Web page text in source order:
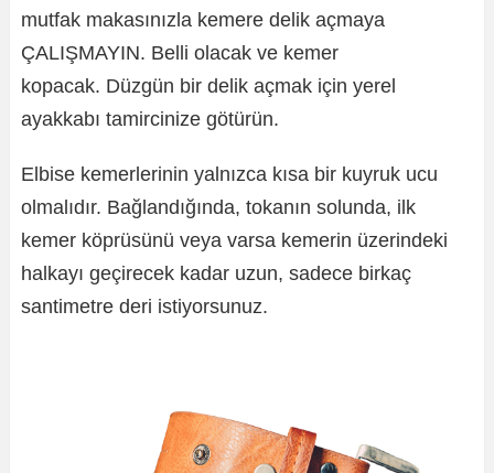
mutfak makasınızla kemere delik açmaya
ÇALIŞMAYIN. Belli olacak ve kemer
kopacak. Düzgün bir delik açmak için yerel
ayakkabı tamircinize götürün.
Elbise kemerlerinin yalnızca kısa bir kuyruk ucu
olmalıdır. Bağlandığında, tokanın solunda, ilk
kemer köprüsünü veya varsa kemerin üzerindeki
halkayı geçirecek kadar uzun, sadece birkaç
santimetre deri istiyorsunuz.